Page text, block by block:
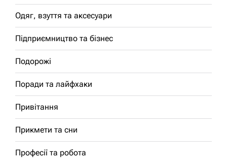
Одяг, взуття та аксесуари
Підприємництво та бізнес
Подорожі
Поради та лайфхаки
Привітання
Прикмети та сни
Професії та робота